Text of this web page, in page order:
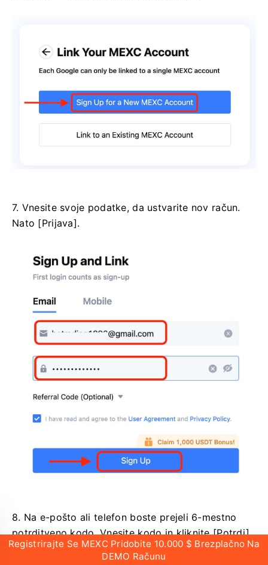
7. Vnesite svoje podatke, da ustvarite nov račun.
Nato [Prijava].
8. Na e-pošto ali telefon boste prejeli 6-mestno
potrditveno kodo.Vnesite kodo in kliknite [Potrdi].
Registrirajte Se MEXC Pridobite 10.000 $ Brezplačno Na
DEMO Računu